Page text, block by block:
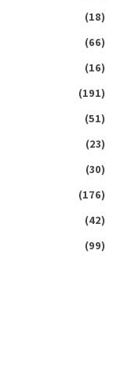
(18)
(66)
(16)
(191)
(51)
(23)
(30)
(176)
(42)
(99)